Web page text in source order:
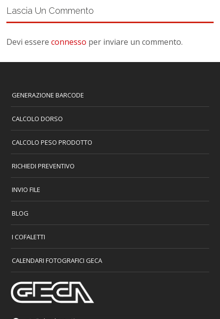
Lascia Un Commento
Devi essereconnesso per inviare un commento.
GENERAZIONE BARCODE
CALCOLO DORSO
CALCOLO PESO PRODOTTO
RICHIEDI PREVENTIVO
INVIO FILE
BLOG
I COFALETTI
CALENDARI FOTOGRAFICI GECA